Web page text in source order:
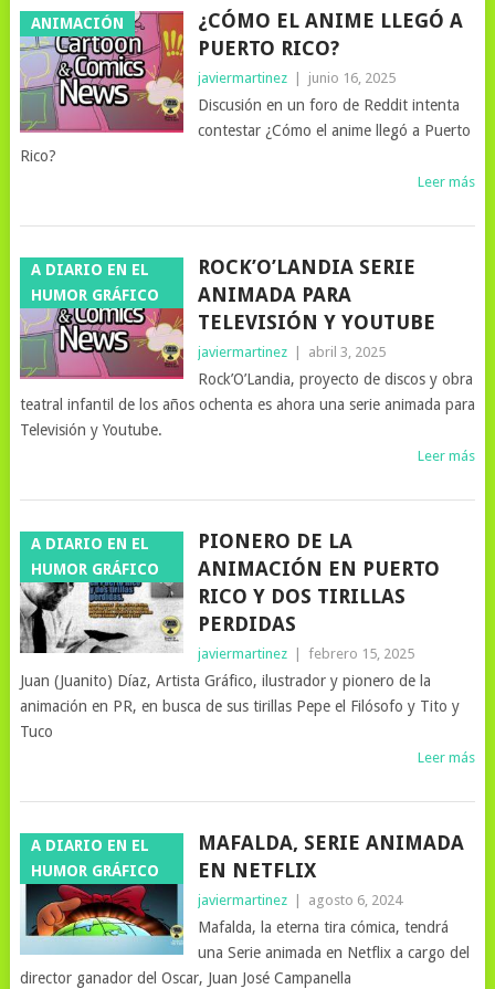
ANIMACIÓN
¿CÓMO EL ANIME LLEGÓ A
PUERTO RICO?
javiermartinez junio 16, 2025
Discusión en un foro de Reddit intenta
contestar ¿Cómo el anime llegó a Puerto
Rico?
Leer más
A DIARIO EN EL
HUMOR GRÁFICO
ROCK’O’LANDIA SERIE
ANIMADA PARA
TELEVISIÓN Y YOUTUBE
javiermartinez abril 3, 2025
Rock’O’Landia, proyecto de discos y obra
teatral infantil de los años ochenta es ahora una serie animada para
Televisión y Youtube.
Leer más
A DIARIO EN EL
HUMOR GRÁFICO
PIONERO DE LA
ANIMACIÓN EN PUERTO
RICO Y DOS TIRILLAS
PERDIDAS
javiermartinez febrero 15, 2025
Juan (Juanito) Díaz, Artista Gráfico, ilustrador y pionero de la
animación en PR, en busca de sus tirillas Pepe el Filósofo y Tito y
Tuco
Leer más
A DIARIO EN EL
HUMOR GRÁFICO
MAFALDA, SERIE ANIMADA
EN NETFLIX
javiermartinez agosto 6, 2024
Mafalda, la eterna tira cómica, tendrá
una Serie animada en Netflix a cargo del
director ganador del Oscar, Juan José Campanella